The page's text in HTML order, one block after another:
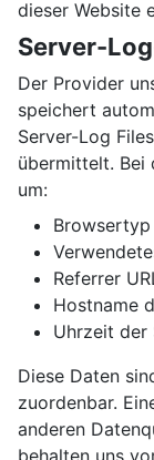
dieser Website
Server-
Der Provider
speichert
Server-Log
übermittelt. Bei
um:
Referrer
Hostname
Uhrzeit der
Diese Daten
zuordenbar.
anderen